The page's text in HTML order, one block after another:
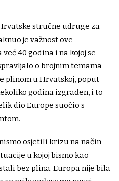
stručne udruge za
je važnost ove
40 godina i na kojoj se
o brojnim temama
plinom u Hrvatskoj, poput
godina izgrađen, i to
dio Europe suočio s
osjetili krizu na način
u kojoj bismo kao
bez plina. Europa nije bila